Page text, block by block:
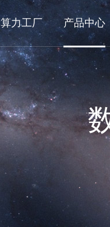
算力工厂 产品中心